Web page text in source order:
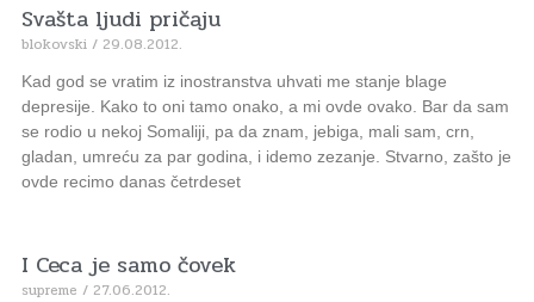
Svašta ljudi pričaju
blokovski 29.08.2012.
Kad god se vratim iz inostranstva uhvati me stanje blage
depresije. Kako to oni tamo onako, a mi ovde ovako. Bar da sam
se rodio u nekoj Somaliji, pa da znam, jebiga, mali sam, crn,
gladan, umreću za par godina, i idemo zezanje. Stvarno, zašto je
ovde recimo danas četrdeset
I Ceca je samo čovek
supreme 27.06.2012.